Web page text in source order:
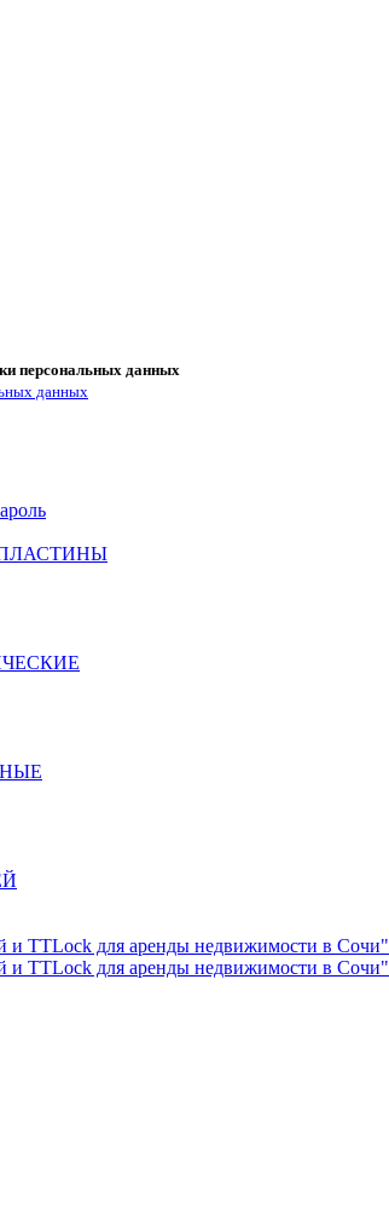
персональных данных
данных
и TTLock для аренды недвижимости в Сочи"
и TTLock для аренды недвижимости в Сочи"